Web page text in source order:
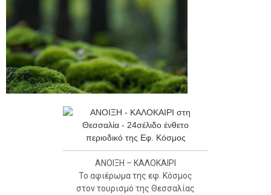
ΑΝΟΙΞΗ – ΚΑΛΟΚΑΙΡΙ
Το αφιέρωμα της εφ. Κόσμος
στον τουρισμό της Θεσσαλίας